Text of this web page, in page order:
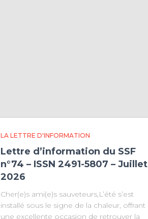
LA LETTRE D'INFORMATION
Lettre d’information du SSF
n°74 – ISSN 2491-5807 – Juillet
2026
Cher(e)s ami(e)s sauveteurs,L’été s’est
installé sous le signe de la chaleur, offrant
une excellente occasion de retrouver la